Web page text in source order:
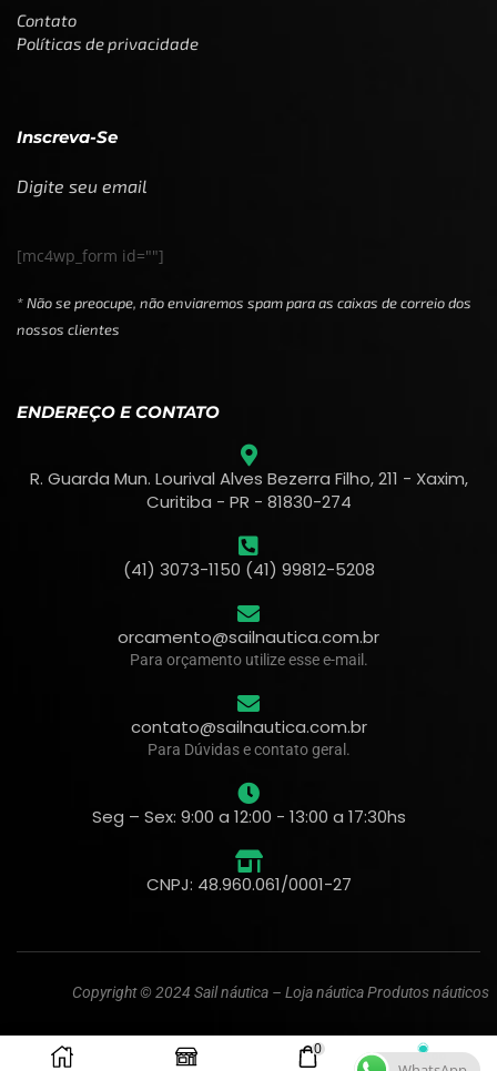
0
Contato
Políticas de privacidade
Inscreva-Se
Digite seu email
[mc4wp_form id=""]
* Não se preocupe, não enviaremos spam para as caixas de correio dos
nossos clientes
ENDEREÇO E CONTATO
R. Guarda Mun. Lourival Alves Bezerra Filho, 211 - Xaxim,
Curitiba - PR - 81830-274
(41) 3073-1150 (41) 99812-5208
orcamento@sailnautica.com.br
Para orçamento utilize esse e-mail.
contato@sailnautica.com.br
Para Dúvidas e contato geral.
Seg – Sex: 9:00 a 12:00 - 13:00 a 17:30hs
CNPJ: 48.960.061/0001-27
Copyright © 2024 Sail náutica – Loja náutica Produtos náuticos